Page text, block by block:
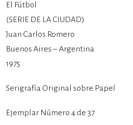
El Fútbol
(SERIE DE LA CIUDAD)
Juan Carlos Romero
Buenos Aires – Argentina
1975
Serigrafía Original sobre Papel
Ejemplar Número 4 de 37